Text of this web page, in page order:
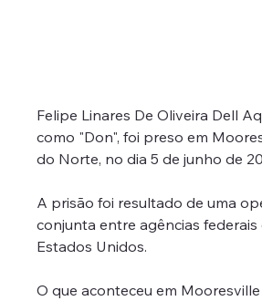
Felipe Linares De Oliveira Dell
como "Don", foi preso em
do Norte, no dia 5 de junho de
A prisão foi resultado de uma
conjunta entre agências federais
Estados Unidos.
O que aconteceu em Mooresville